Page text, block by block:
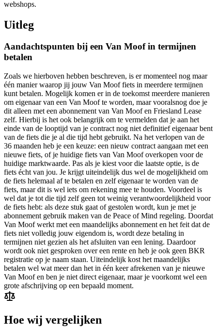
webshops.
Uitleg
Aandachtspunten bij een Van Moof in termijnen
betalen
Zoals we hierboven hebben beschreven, is er momenteel nog maar
één manier waarop jij jouw Van Moof fiets in meerdere termijnen
kunt betalen. Mogelijk komen er in de toekomst meerdere manieren
om eigenaar van een Van Moof te worden, maar vooralsnog doe je
dit alleen met een abonnement van Van Moof en Friesland Lease
zelf. Hierbij is het ook belangrijk om te vermelden dat je aan het
einde van de looptijd van je contract nog niet definitief eigenaar bent
van de fiets die je al die tijd hebt gebruikt. Na het verlopen van de
36 maanden heb je een keuze: een nieuw contract aangaan met een
nieuwe fiets, of je huidige fiets van Van Moof overkopen voor de
huidige marktwaarde. Pas als je kiest voor die laatste optie, is de
fiets écht van jou. Je krijgt uiteindelijk dus wel de mogelijkheid om
de fiets helemaal af te betalen en zelf eigenaar te worden van de
fiets, maar dit is wel iets om rekening mee te houden. Voordeel is
wel dat je tot die tijd zelf geen tot weinig verantwoordelijkheid voor
de fiets hebt: als deze stuk gaat of gestolen wordt, kun je met je
abonnement gebruik maken van de Peace of Mind regeling. Doordat
Van Moof werkt met een maandelijks abonnement en het feit dat de
fiets niet volledig jouw eigendom is, wordt deze betaling in
termijnen niet gezien als het afsluiten van een lening. Daardoor
wordt ook niet gesproken over een rente en heb je ook geen BKR
registratie op je naam staan. Uiteindelijk kost het maandelijks
betalen wel wat meer dan het in één keer afrekenen van je nieuwe
Van Moof en ben je niet direct eigenaar, maar je voorkomt wel een
grote afschrijving op een bepaald moment.
Hoe wij vergelijken